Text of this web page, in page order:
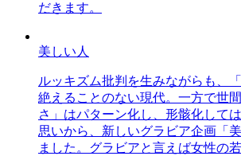
だきます。
美しい人
ルッキズム批判を生みながらも、
絶えることのない現代。一方で世
さ」はパターン化し、形骸化して
思いから、新しいグラビア企画「
ました。グラビアと言えば女性の